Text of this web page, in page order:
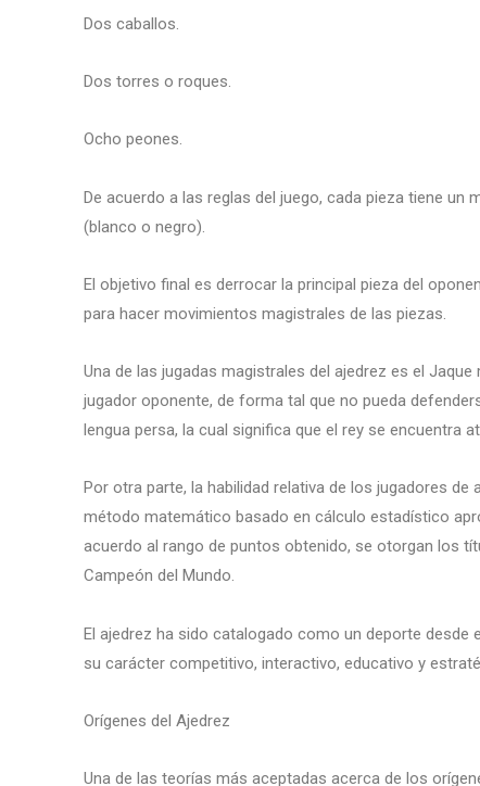
Dos caballos.
Dos torres o roques.
Ocho peones.
De acuerdo a las reglas del juego, cada pieza tiene
(blanco o negro).
El objetivo final es derrocar la principal pieza del
para hacer movimientos magistrales de las piezas.
Una de las jugadas magistrales del ajedrez es el
jugador oponente, de forma tal que no pueda
lengua persa, la cual significa que el rey se encuentra
Por otra parte, la habilidad relativa de los jugadores de
método matemático basado en cálculo estadístico
acuerdo al rango de puntos obtenido, se otorgan los
Campeón del Mundo.
El ajedrez ha sido catalogado como un deporte desde
su carácter competitivo, interactivo, educativo y
Orígenes del Ajedrez
Una de las teorías más aceptadas acerca de los